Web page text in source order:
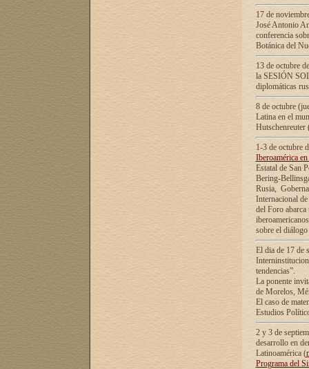
17 de
José Antonio
conferencia
Botánica del
13 de octubre
la SESIÓN
diplomáticas
8 de octubre
Latina en el
1-3 de octubre
Iberoamérica
Estatal de San
Bering-
Rusia,
Internacional
del Foro
sobre el
El dia de 17 de
tendencias”.
La ponente
de Morelos,
El caso de
Estudios
2 y 3 de
desarrollo en
Latinoamérica (
Programa del